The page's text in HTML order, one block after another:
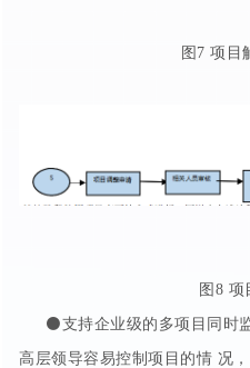
图7 项目
图8 项
⚫支持企业级的多项目同时
高层领导容易控制项目的情 况